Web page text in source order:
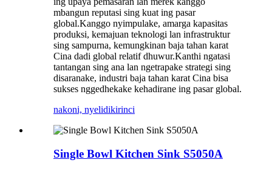
mbangun reputasi sing kuat ing pasar
global.Kanggo nyimpulake, amarga kapasitas
produksi, kemajuan teknologi lan infrastruktur
sing sampurna, kemungkinan baja tahan karat
Cina dadi global relatif dhuwur.Kanthi ngatasi
tantangan sing ana lan ngetrapake strategi sing
disaranake, industri baja tahan karat Cina bisa
sukses nggedhekake kehadirane ing pasar global.
nakoni, nyelidikirinci
Single Bowl Kitchen Sink S5050A